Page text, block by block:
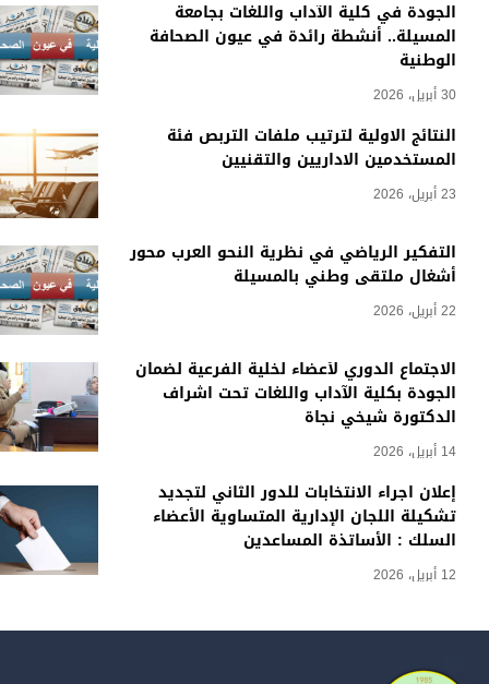
الجودة في كلية الآداب واللغات بجامعة
المسيلة.. أنشطة رائدة في عيون الصحافة
الوطنية
30 أبريل، 2026
النتائج الاولية لترتيب ملفات التربص فئة
المستخدمين الاداريين والتقنيين
23 أبريل، 2026
التفكير الرياضي في نظرية النحو العرب محور
أشغال ملتقى وطني بالمسيلة
22 أبريل، 2026
الاجتماع الدوري لأعضاء لخلية الفرعية لضمان
الجودة بكلية الآداب واللغات تحت اشراف
الدكتورة شيخي نجاة
14 أبريل، 2026
إعلان اجراء الانتخابات للدور الثاني لتجديد
تشكيلة اللجان الإدارية المتساوية الأعضاء
السلك : الأساتذة المساعدين
12 أبريل، 2026